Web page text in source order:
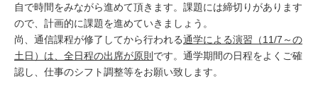
自で時間をみながら進めて頂きます。課題には締切りがあります
ので、計画的に課題を進めていきましょう。
尚、通信課程が修了してから行われる通学による演習（11/7～の
土日）は、全日程の出席が原則 です。通学期間の日程をよくご確
認し、仕事のシフト調整等をお願い致します。